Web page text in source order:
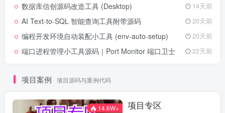
数据库信创源码改造工具 (Desktop) 14天前
AI Text-to-SQL 智能查询工具附带源码 20天前
编程开发环境自动装配小工具 (env-auto-setup) 20天前
端口进程管理小工具源码｜Port Monitor 端口卫士 22天前
项目案例 项目源码与案例代码
14.6W+ 项目专区